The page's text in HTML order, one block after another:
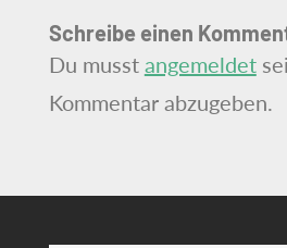
Schreibe einen
Du musst angemeldet
Kommentar abzugeben.